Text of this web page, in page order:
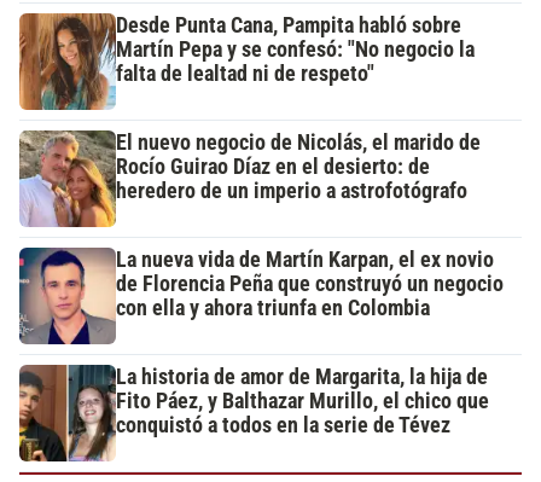
Desde Punta Cana, Pampita habló sobre
Martín Pepa y se confesó: "No negocio la
falta de lealtad ni de respeto"
El nuevo negocio de Nicolás, el marido de
Rocío Guirao Díaz en el desierto: de
heredero de un imperio a astrofotógrafo
La nueva vida de Martín Karpan, el ex novio
de Florencia Peña que construyó un negocio
con ella y ahora triunfa en Colombia
La historia de amor de Margarita, la hija de
Fito Páez, y Balthazar Murillo, el chico que
conquistó a todos en la serie de Tévez